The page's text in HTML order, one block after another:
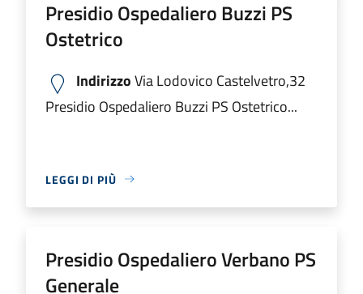
Presidio Ospedaliero Buzzi PS
Ostetrico
IndirizzoVia Lodovico Castelvetro,32
Presidio Ospedaliero Buzzi PS Ostetrico...
LEGGI DI PIÙ
Presidio Ospedaliero Verbano PS
Generale